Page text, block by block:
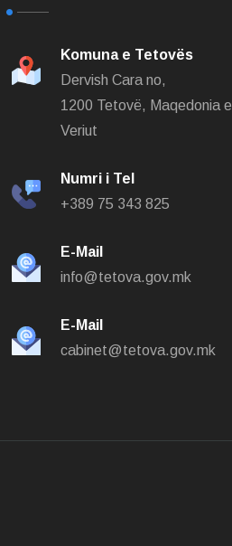
Komuna e Tetovës
Dervish Cara no,
1200 Tetovë, Maqedonia e
Veriut
Numri i Tel
+389 75 343 825
E-Mail
info@tetova.gov.mk
E-Mail
cabinet@tetova.gov.mk